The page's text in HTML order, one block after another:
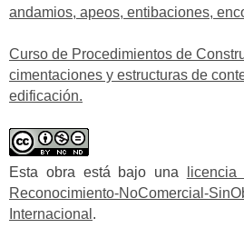
andamios, apeos, entibaciones,
Curso de Procedimientos de
cimentaciones y estructuras de
edificación.
Esta obra está bajo una
Reconocimiento-
Internacional .